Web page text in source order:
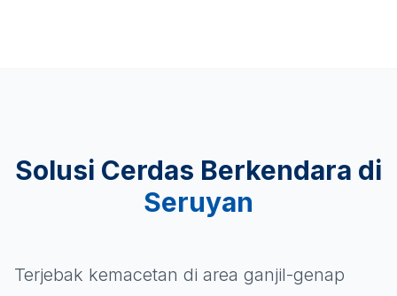
Solusi Cerdas Berkendara di
Seruyan
Terjebak kemacetan di area ganjil-genap